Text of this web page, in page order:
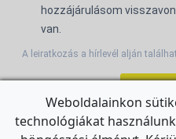
hozzájárulásom
van.
A leiratkozás a hírlevél alján
For the English Newsletter,
Weboldalainkon
technológiákat